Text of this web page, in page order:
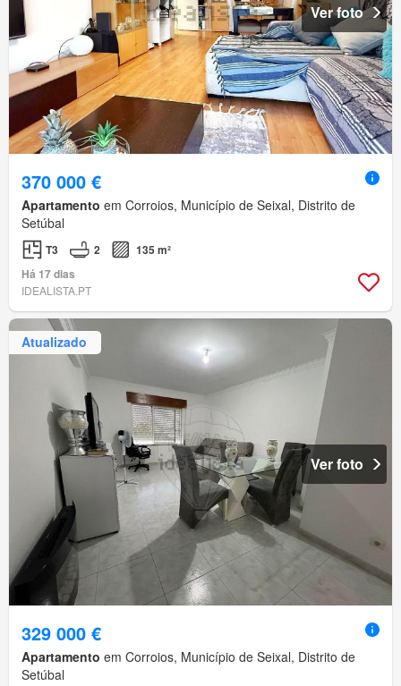
Ver foto
370 000 €
Apartamento em Corroios, Município de Seixal, Distrito de
Setúbal
T3 2
135 m²
Há 17 dias
IDEALISTA.PT
Atualizado
Ver foto
329 000 €
Apartamento em Corroios, Município de Seixal, Distrito de
Setúbal